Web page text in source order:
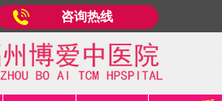
咨询热线